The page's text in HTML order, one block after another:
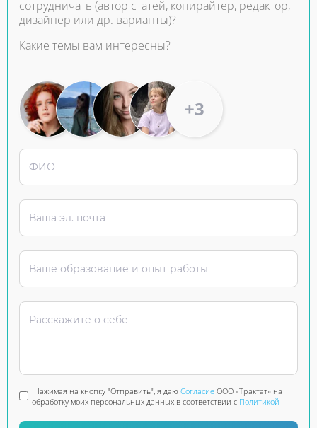
сотрудничать (автор статей, копирайтер, редактор,
дизайнер или др. варианты)?
Какие темы вам интересны?
+3
Нажимая на кнопку "Отправить", я даю Согласие ООО «Трактат» на
обработку моих персональных данных в соответствии с Политикой